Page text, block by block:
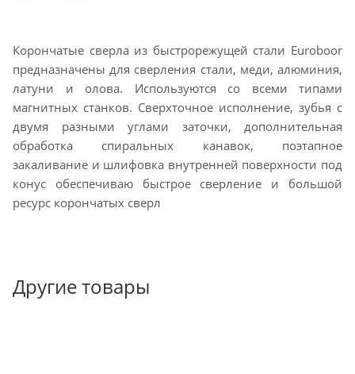
Корончатые сверла из быстрорежущей стали Euroboor
предназначены для сверления стали, меди, алюминия,
латуни и олова. Используются со всеми типами
магнитных станков. Сверхточное исполнение, зубья с
двумя разными углами заточки, дополнительная
обработка спиральных канавок, поэтапное
закаливание и шлифовка внутренней поверхности под
конус обеспечиваю быстрое сверление и большой
ресурс корончатых сверл
Другие товары